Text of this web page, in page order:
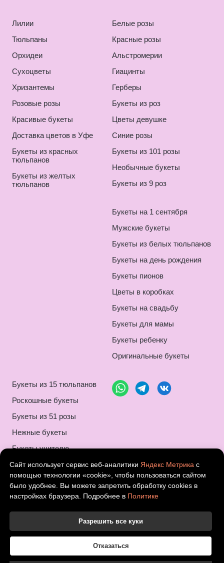
Лилии
Тюльпаны
Орхидеи
Сухоцветы
Хризантемы
Розовые розы
Красивые букеты
Доставка цветов в Уфе
Букеты из красных
тюльпанов
Букеты из желтых
тюльпанов
Белые розы
Красные розы
Альстромерии
Гиацинты
Герберы
Букеты из роз
Цветы девушке
Синие розы
Букеты из 101 розы
Необычные букеты
Букеты из 9 роз
Букеты на 1 сентября
Мужские букеты
Букеты из белых тюльпанов
Букеты на день рождения
Букеты пионов
Цветы в коробках
Букеты на свадьбу
Букеты для мамы
Букеты ребенку
Оригинальные букеты
Букеты из 15 тюльпанов
Роскошные букеты
Букеты из 51 розы
Нежные букеты
Букеты учителю
Композиции букетов
Монобукеты
Шикарные букеты
Букеты на 8 марта
Сайт использует сервис веб-аналитики Яндекс Метрика с
помощью технологии «cookie», чтобы пользоваться сайтом
было удобнее. Вы можете запретить обработку cookies в
настройках браузера. Подробнее в Политике
Разрешить все куки
Отказаться